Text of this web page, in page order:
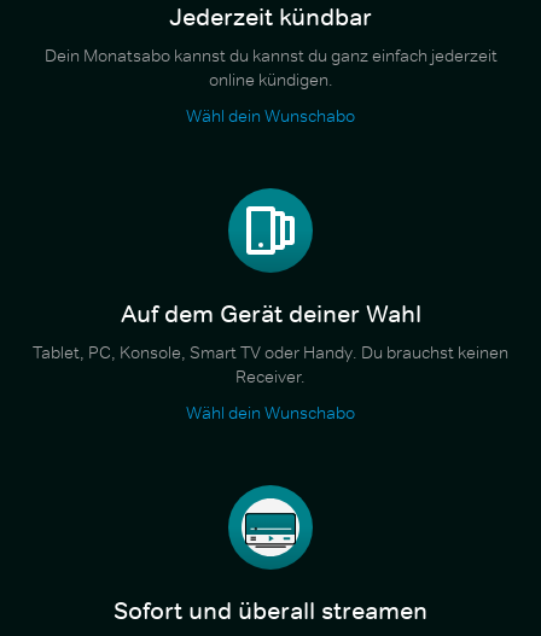
Jederzeit kündbar
Dein Monatsabo kannst du kannst du ganz einfach jederzeit
online kündigen.
Wähl dein Wunschabo
Auf dem Gerät deiner Wahl
Tablet, PC, Konsole, Smart TV oder Handy. Du brauchst keinen
Receiver.
Wähl dein Wunschabo
Sofort und überall streamen